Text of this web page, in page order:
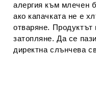
алергия към млечен
ако капачката не е
отваряне.
затопляне. Да се
директна слънчева